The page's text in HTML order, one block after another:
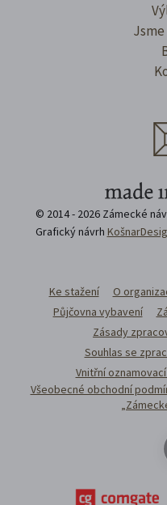
© 2014 - 2026 Zámecké
Grafický návrh
Ke stažení O
Půjčovna vybavení
Zásady
Souhlas se
Vnitřní
Všeobecné obchodní